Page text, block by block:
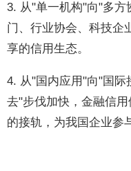
3. 从"单一机构"向"多方
门、行业协会、科技企
享的信用生态。
4. 从"国内应用"向"国际
去"步伐加快，金融信
的接轨，为我国企业参